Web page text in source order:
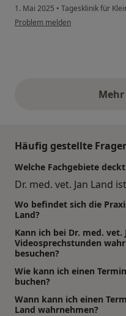
1. Mai 2025 • Tagesklinik für
Problem melden
Häufig gestellte
Welche Fachgebiete
Dr. med. vet. Jan Land
Wo befindet sich die
Land?
Kann ich bei Dr. med. vet.
Videosprechstunden
besuchen?
Wie kann ich einen
buchen?
Wann kann ich einen
Land wahrnehmen?